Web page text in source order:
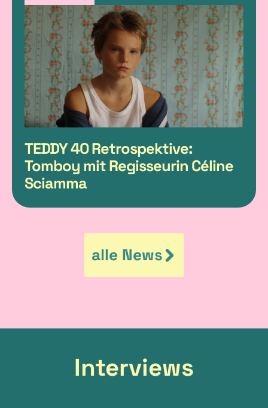
TEDDY 40 Retrospektive:
Tomboy mit Regisseurin Céline
Sciamma
alle News
Interviews